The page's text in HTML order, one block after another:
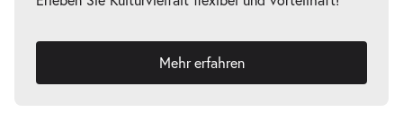
Mehr erfahren